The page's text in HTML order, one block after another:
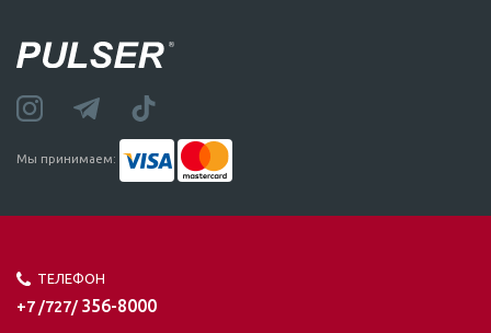
Мы принимаем:
ТЕЛЕФОН
+7 /727/ 356-8000